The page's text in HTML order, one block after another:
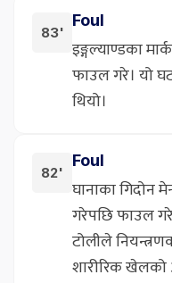
83'
Foul
इङ्गल्याण्डका
फाउल गरे। यो
थियो।
82'
Foul
घानाका गिदोन
गरेपछि फाउल
टोलीले
शारीरिक खेलको